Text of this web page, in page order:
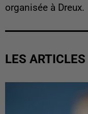
organisée à Dreux.
LES